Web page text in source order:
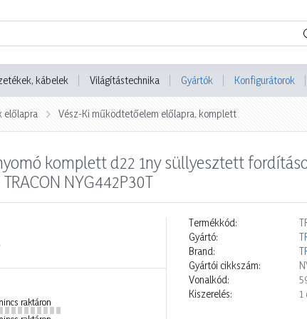
kábelek Világítástechnika Gyártók Konfigurátorok
előlapra Vész-Ki működtetőelem előlapra, komplett
komplett d22 1ny süllyesztett
NYG442P30T
nincs raktáron
Termékkód:
Gyártó:
Brand:
Gyártói cikkszám:
Vonalkód:
Kiszerelés:
1